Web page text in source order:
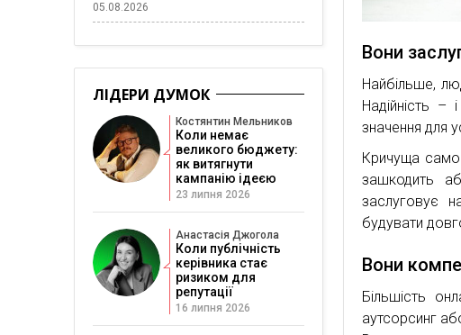
Вони
Найбільше,
Надійність
значення для
Кричуща
зашкодить
заслуговує
будувати
Вони
Більшість
аутсорсинг
05.08.2026
ЛІДЕРИ ДУМОК
Костянтин Мельников
Коли немає
великого бюджету:
як витягнути
кампанію ідеєю
23 липня 2026
Анастасія Джогола
Коли публічність
керівника стає
ризиком для
репутації
16 липня 2026